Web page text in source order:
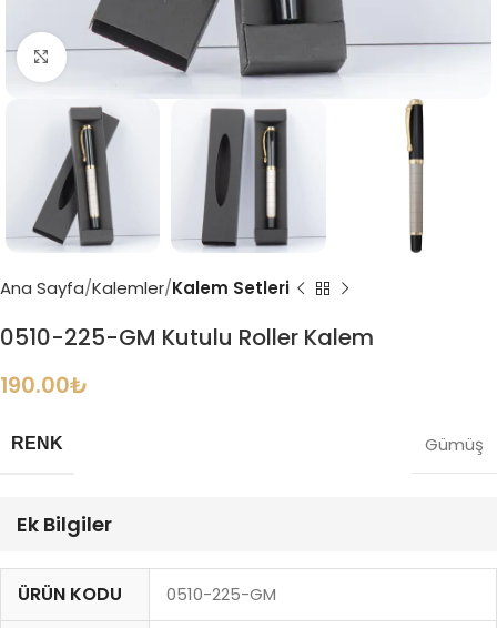
Büyütmek için tıklayın
Ana Sayfa Kalemler Kalem Setleri
0510-225-GM Kutulu Roller Kalem
190.00₺
RENK Gümüş
Ek Bilgiler
ÜRÜN KODU 0510-225-GM